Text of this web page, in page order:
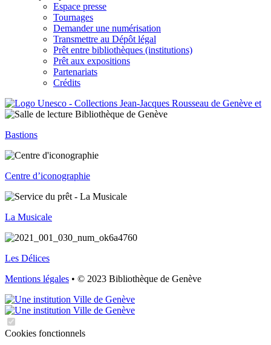
Espace presse
Tournages
Demander une numérisation
Transmettre au Dépôt légal
Prêt entre bibliothèques (institutions)
Prêt aux expositions
Partenariats
Crédits
Bastions
Centre d’iconographie
La Musicale
Les Délices
Mentions légales • © 2023 Bibliothèque de Genève
Cookies fonctionnels